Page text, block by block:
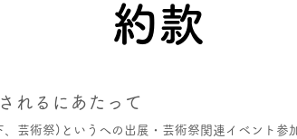
​約款
れるにあたって
、芸術祭)というへの出展・芸術祭関連イベント